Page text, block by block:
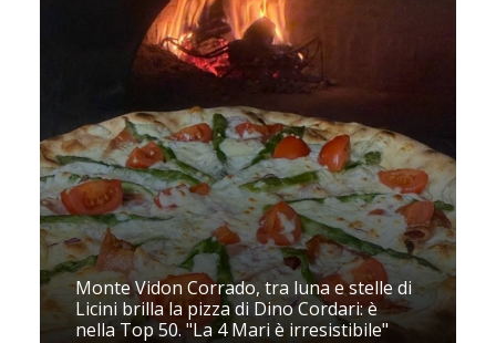
Monte Vidon Corrado, tra luna e stelle di
Licini brilla la pizza di Dino Cordari: è
nella Top 50. "La 4 Mari è irresistibile"